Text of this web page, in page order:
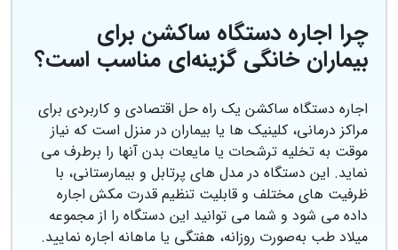
چرا اجاره دستگاه ساکشن برای
بیماران خانگی گزینه‌ای مناسب است؟
اجاره دستگاه ساکشن یک راه حل اقتصادی و کاربردی برای
مراکز درمانی، کلینیک ها یا بیماران در منزل است که نیاز
موقت به تخلیه ترشحات یا مایعات بدن آنها را برطرف می
نماید. این دستگاه‌ در مدل های پرتابل و بیمارستانی، با
ظرفیت های مختلف و قابلیت تنظیم قدرت مکش اجاره
داده می شود و شما می توانید این دستگاه را از مجموعه
میلاد طب به‌صورت روزانه، هفتگی یا ماهانه اجاره نمایید.